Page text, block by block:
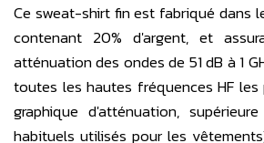
Ce sweat-shirt fin est fabriqué dans
contenant 20% d'argent, et
atténuation des ondes de 51 dB à 1
toutes les hautes fréquences HF
graphique d'atténuation,
habituels utilisés pour les